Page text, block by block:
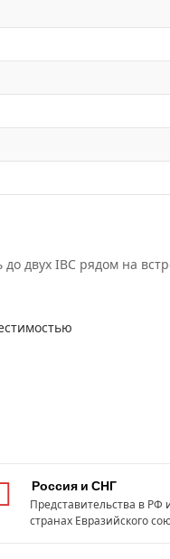
до двух IBC рядом на
Россия и СНГ
Представительства в РФ
странах Евразийского